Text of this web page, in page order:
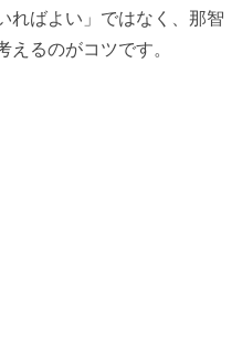
ればよい」ではなく、那智
るのがコツです。